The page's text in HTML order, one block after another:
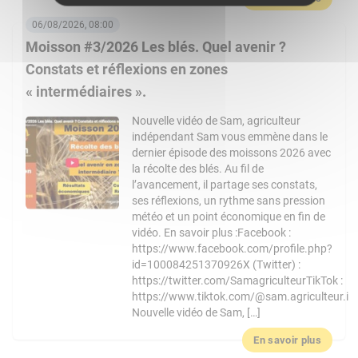
Moisson #3/2026 Les blés. Quel avenir ?
Constats et réflexions en zones
« intermédiaires ».
06/08/2026, 08:00
Nouvelle vidéo de Sam, agriculteur
indépendant Sam vous emmène dans le
dernier épisode des moissons 2026 avec
la récolte des blés. Au fil de
l’avancement, il partage ses constats,
ses réflexions, un rythme sans pression
météo et un point économique en fin de
vidéo. En savoir plus :Facebook :
https://www.facebook.com/profile.php?
id=100084251370926X (Twitter) :
https://twitter.com/SamagriculteurTikTok :
https://www.tiktok.com/@sam.agriculteur.i
Nouvelle vidéo de Sam, […]
En savoir plus